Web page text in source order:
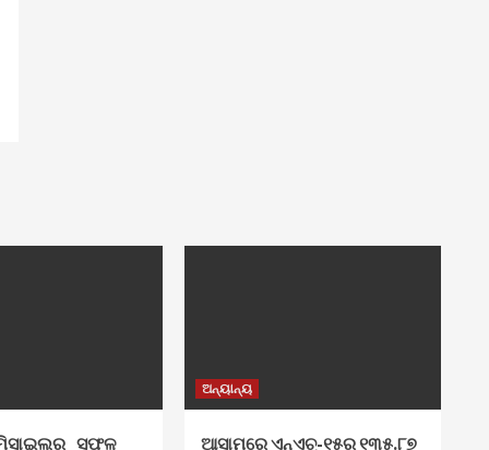
ଅନ୍ୟାନ୍ୟ
ଆସାମରେ ଏନ୍ଏଚ୍-୧୫ର ୧୩୫.୮୭